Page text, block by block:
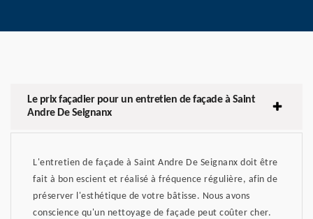
Le prix façadier pour un entretien de façade à Saint
Andre De Seignanx
L'entretien de façade à Saint Andre De Seignanx doit être
fait à bon escient et réalisé à fréquence régulière, afin de
préserver l'esthétique de votre bâtisse. Nous avons
conscience qu'un nettoyage de façade peut coûter cher.